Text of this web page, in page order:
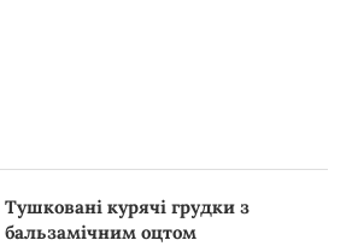
Тушковані курячі грудки з
бальзамічним оцтом